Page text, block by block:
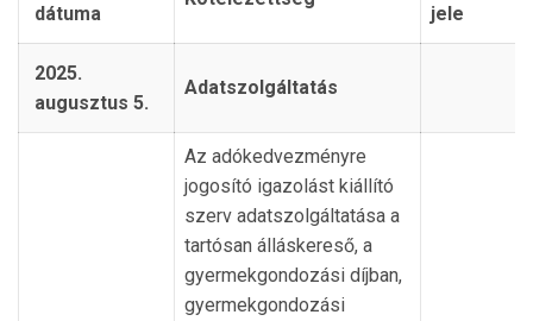
dátuma
jele
2025.
augusztus 5.
Adatszolgáltatás
Az adókedvezményre
jogosító igazolást kiállító
szerv adatszolgáltatása a
tartósan álláskereső, a
gyermekgondozási díjban,
gyermekgondozási